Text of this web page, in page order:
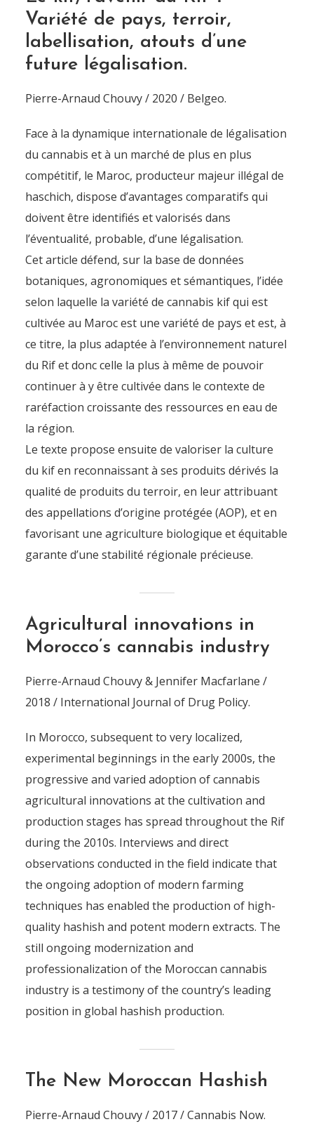
Variété de pays, terroir,
labellisation, atouts d’une
future légalisation.
Pierre-Arnaud Chouvy / 2020 / Belgeo.
Face à la dynamique internationale de légalisation
du cannabis et à un marché de plus en plus
compétitif, le Maroc, producteur majeur illégal de
haschich, dispose d’avantages comparatifs qui
doivent être identifiés et valorisés dans
l’éventualité, probable, d’une légalisation.
Cet article défend, sur la base de données
botaniques, agronomiques et sémantiques, l’idée
selon laquelle la variété de cannabis kif qui est
cultivée au Maroc est une variété de pays et est, à
ce titre, la plus adaptée à l’environnement naturel
du Rif et donc celle la plus à même de pouvoir
continuer à y être cultivée dans le contexte de
raréfaction croissante des ressources en eau de
la région.
Le texte propose ensuite de valoriser la culture
du kif en reconnaissant à ses produits dérivés la
qualité de produits du terroir, en leur attribuant
des appellations d’origine protégée (AOP), et en
favorisant une agriculture biologique et équitable
garante d’une stabilité régionale précieuse.
Agricultural innovations in
Morocco’s cannabis industry
Pierre-Arnaud Chouvy & Jennifer Macfarlane /
2018 / International Journal of Drug Policy.
In Morocco, subsequent to very localized,
experimental beginnings in the early 2000s, the
progressive and varied adoption of cannabis
agricultural innovations at the cultivation and
production stages has spread throughout the Rif
during the 2010s. Interviews and direct
observations conducted in the field indicate that
the ongoing adoption of modern farming
techniques has enabled the production of high-
quality hashish and potent modern extracts. The
still ongoing modernization and
professionalization of the Moroccan cannabis
industry is a testimony of the country’s leading
position in global hashish production.
The New Moroccan Hashish
Pierre-Arnaud Chouvy / 2017 / Cannabis Now.